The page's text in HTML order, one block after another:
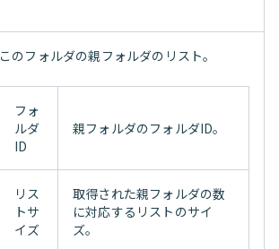
このフォルダの親フォルダのリスト。
フォ
ルダ
ID
親フォルダのフォルダID。
リス
トサ
イズ
取得された親フォルダの数
に対応するリストのサイ
ズ。